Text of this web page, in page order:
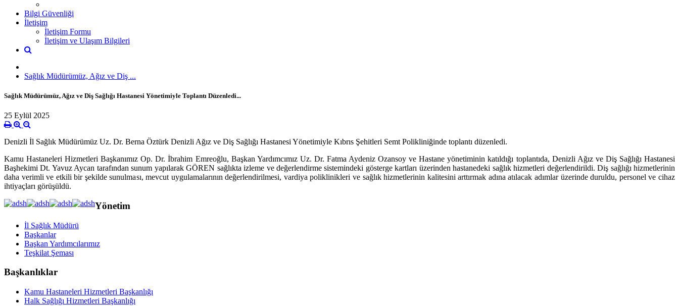
Bilgi Güvenliği
İletişim
İletişim Formu
İletişim ve Ulaşım Bilgileri
Sağlık Müdürümüz, Ağız ve Diş ...
Sağlık Müdürümüz, Ağız ve Diş Sağlığı Hastanesi Yönetimiyle Toplantı Düzenledi...
25 Eylül 2025
Denizli İl Sağlık Müdürümüz Uz. Dr. Berna Öztürk Denizli Ağız ve Diş Sağlığı Hastanesi Yönetimiyle Kıbrıs Şehitleri Semt Polikliniğinde toplantı düzenledi.
Kamu Hastaneleri Hizmetleri Başkanımız Op. Dr. İbrahim Emreoğlu, Başkan Yardımcımız Uz. Dr. Fatma Aydeniz Ozansoy ve Hastane yönetiminin katıldığı toplantıda, Denizli Ağız ve Diş Sağlığı Hastanesi
Başhekimi Dt. Yavuz Aycan tarafından sunum yapılarak GÖREN sağlıkta izleme ve değerlendirme sistemindeki gösterge kartları üzerinden hastanedeki sağlık hizmetleri değerlendirildi.Diş sağlığı hizmetlerinin
daha verimli ve etkili bir şekilde sunulması, mevcut uygulamalarının değerlendirilmesi, vardiya poliklinikleri ve sağlık hizmetlerinin kalitesini arttırmak adına atılacak adımlar üzerinde duruldu, personel ve cihaz
ihtiyaçları görüşüldü.
Yönetim
İl Sağlık Müdürü
Başkanlar
Başkan Yardımcılarımız
Teşkilat Şeması
Başkanlıklar
Kamu Hastaneleri Hizmetleri Başkanlığı
Halk Sağlığı Hizmetleri Başkanlığı